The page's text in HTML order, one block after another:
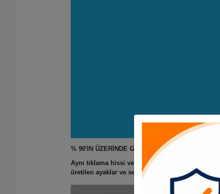
% 90'IN ÜZERİNDE GÜRÜLTÜ AZALTMA
Aynı tıklama hissi ve tıklama sesinde% 90'dan
üretilen ayaklar ve sessiz kayma ve
kaydırma